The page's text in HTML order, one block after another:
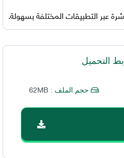
عبر التطبيقات المختلفة بسهولة.
التحميل
حجم الملف : 62MB